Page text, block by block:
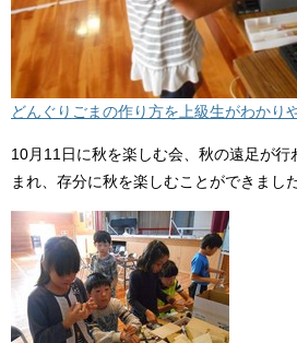
どんぐりごまの作り方を上級生がわかり
10月11日に秋を楽しむ会、秋の遠足が
まれ、存分に秋を楽しむことができました